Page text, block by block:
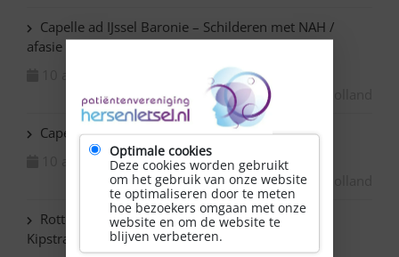
Capelle ad IJssel Baronie – Schilderen met NAH /
afasie
Capelle ad IJssel Beemsterhoek – Klaverjassen
10 augustus 2026
Zuid-Holland
Rotterdam Centrum – NAH bijeenkomst in de
Kipstraat
Optimale cookies
Deze cookies worden gebruikt
om het gebruik van onze website
te optimaliseren door te meten
hoe bezoekers omgaan met onze
website en om de website te
blijven verbeteren.